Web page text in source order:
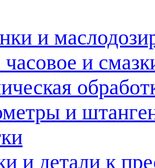
и
и
и
и детали к